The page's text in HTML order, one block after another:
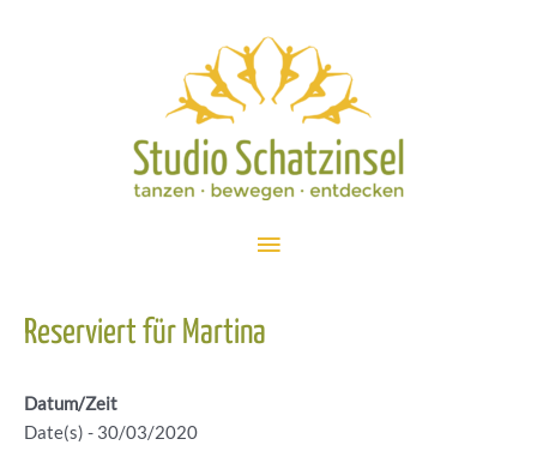
Hauptmenü
Reserviert für Martina
Datum/Zeit
Date(s) - 30/03/2020